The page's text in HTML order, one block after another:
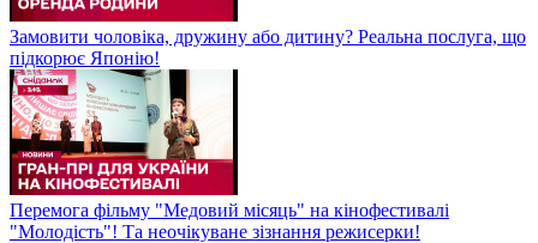
Замовити чоловіка, дружину або дитину? Реальна послуга, що
підкорює Японію!
Перемога фільму "Медовий місяць" на кінофестивалі
"Молодість"! Та неочікуване зізнання режисерки!